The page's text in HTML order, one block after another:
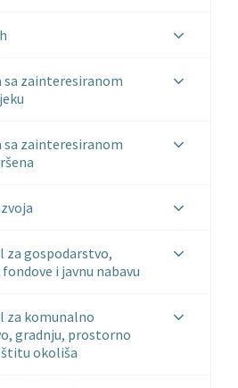
sa zainteresiranom
sa zainteresiranom
za gospodarstvo,
i javnu nabavu
za komunalno
gradnju, prostorno
okoliša